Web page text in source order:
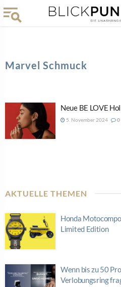
Marvel Schmuck
Neue BE LOVE
5. November 2024 0
AKTUELLE THEMEN
Honda
Limited Edition
Wenn bis zu 50
Verlobungsring